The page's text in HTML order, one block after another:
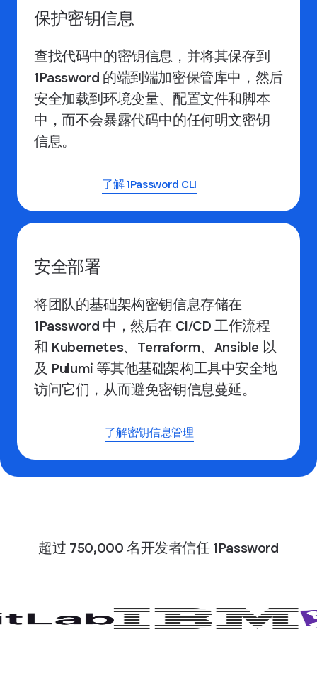
保护密钥信息
查找代码中的密钥信息，并将其保存到
1Password 的端到端加密保管库中，然后
安全加载到环境变量、配置文件和脚本
中，而不会暴露代码中的任何明文密钥
信息。
了解 1Password CLI
安全部署
将团队的基础架构密钥信息存储在
1Password 中，然后在 CI/CD 工作流程
和 Kubernetes、Terraform、Ansible 以
及 Pulumi 等其他基础架构工具中安全地
访问它们，从而避免密钥信息蔓延。
了解密钥信息管理
超过 750,000 名开发者信任 1Password